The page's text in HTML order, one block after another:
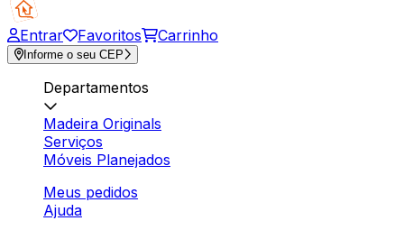
Entrar Favoritos Carrinho
Informe o seu CEP
Departamentos
Madeira Originals
Serviços
Móveis Planejados
Meus pedidos
Ajuda